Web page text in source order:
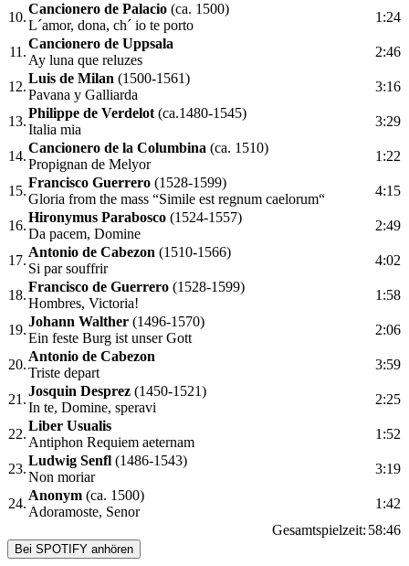
10.
Cancionero de Palacio (ca. 1500)
L´amor, dona, ch´ io te porto
1:24
11.
Cancionero de Uppsala
Ay luna que reluzes
2:46
12.
Luis de Milan (1500-1561)
Pavana y Galliarda
3:16
13.
Philippe de Verdelot (ca.1480-1545)
Italia mia
3:29
14.
Cancionero de la Columbina (ca. 1510)
Propignan de Melyor
1:22
15.
Francisco Guerrero (1528-1599)
Gloria from the mass “Simile est regnum caelorum“
4:15
16.
Hironymus Parabosco (1524-1557)
Da pacem, Domine
2:49
17.
Antonio de Cabezon (1510-1566)
Si par souffrir
4:02
18.
Francisco de Guerrero (1528-1599)
Hombres, Victoria!
1:58
19.
Johann Walther (1496-1570)
Ein feste Burg ist unser Gott
2:06
20.
Antonio de Cabezon
Triste depart
3:59
21.
Josquin Desprez (1450-1521)
In te, Domine, speravi
2:25
22.
Liber Usualis
Antiphon Requiem aeternam
1:52
23.
Ludwig Senfl (1486-1543)
Non moriar
3:19
24.
Anonym (ca. 1500)
Adoramoste, Senor
1:42
Gesamtspielzeit: 58:46
Bei SPOTIFY anhören